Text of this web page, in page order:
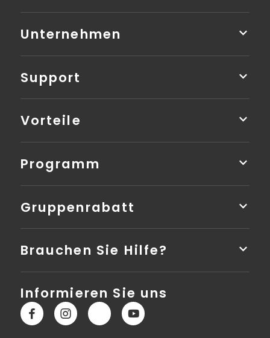
Unternehmen
Support
Vorteile
Programm
Gruppenrabatt
Brauchen Sie Hilfe?
Informieren Sie uns